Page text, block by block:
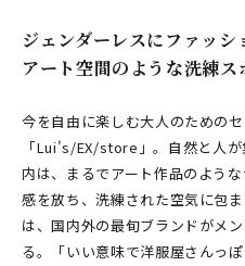
ジェンダーレスにファッシ
アート空間のような洗練ス
今を自由に楽しむ大人のための
「Lui's/EX/store」。自然と人
内は、まるでアート作品のよう
感を放ち、洗練された空気に包
は、国内外の最旬ブランドがメ
る。「いい意味で洋服屋さんっ